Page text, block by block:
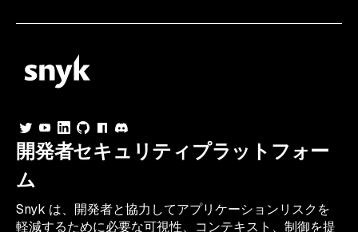
開発者セキュリティプラットフォー
ム
Snyk は、開発者と協力してアプリケーションリスクを
軽減するために必要な可視性、コンテキスト、制御を提